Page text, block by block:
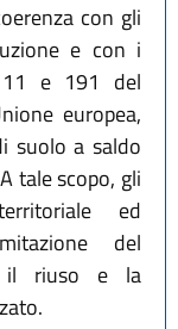
con gli
e con i
11 e 191 del
europea,
suolo a saldo
tale scopo, gli
ed
del
il riuso e la